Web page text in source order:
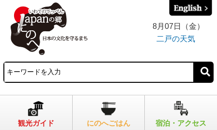
8月07日（金）
二戸の天気
観光ガイド にのへごはん 宿泊・アクセス